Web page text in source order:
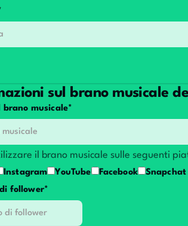
sul brano musicale
brano musicale*
il brano musicale sulle seguenti
Instagram YouTube Facebook
Snapchat
follower*